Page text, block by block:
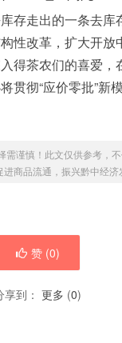
走出的一条去库
性改革，扩大开
得茶农们的喜爱
贯彻“应价零批”新
谨慎！此文仅供参考，不
进商品流通，振兴黔中经济
赞 (0)
享到： 更多 (0)